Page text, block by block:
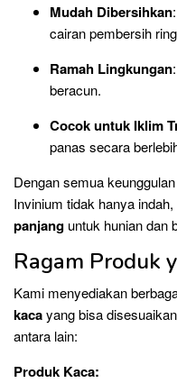
Mudah Dibersihkan
cairan pembersih
Ramah Lingkungan
beracun.
Cocok untuk Iklim
panas secara
Dengan semua
Invinium tidak hanya
panjang untuk hunian dan
Ragam Produk
Kami menyediakan
kacayang bisa
antara lain:
Produk Kaca: